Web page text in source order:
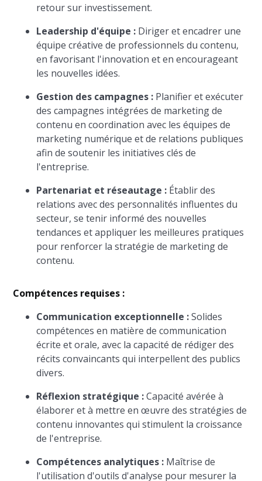
retour sur investissement.
Leadership d'équipe : Diriger et encadrer une
équipe créative de professionnels du contenu,
en favorisant l'innovation et en encourageant
les nouvelles idées.
Gestion des campagnes : Planifier et exécuter
des campagnes intégrées de marketing de
contenu en coordination avec les équipes de
marketing numérique et de relations publiques
afin de soutenir les initiatives clés de
l'entreprise.
Partenariat et réseautage : Établir des
relations avec des personnalités influentes du
secteur, se tenir informé des nouvelles
tendances et appliquer les meilleures pratiques
pour renforcer la stratégie de marketing de
contenu.
Compétences requises :
Communication exceptionnelle :Solides
compétences en matière de communication
écrite et orale, avec la capacité de rédiger des
récits convaincants qui interpellent des publics
divers.
Réflexion stratégique :Capacité avérée à
élaborer et à mettre en œuvre des stratégies de
contenu innovantes qui stimulent la croissance
de l'entreprise.
Compétences analytiques : Maîtrise de
l'utilisation d'outils d'analyse pour mesurer la